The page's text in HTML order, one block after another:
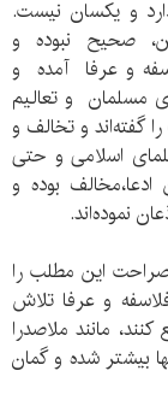
و یکسان نیست.
صحیح نبوده و
و عرفا آمده و
و تعالیم
گفته‌‌اند و تخالف و
علمای اسلامی‌ و حتی
بوده و
نموده‌‌اند.
صراحت این مطلب را
و عرفا تلاش
مانند ملاصدرا
بیشتر شده و گمان